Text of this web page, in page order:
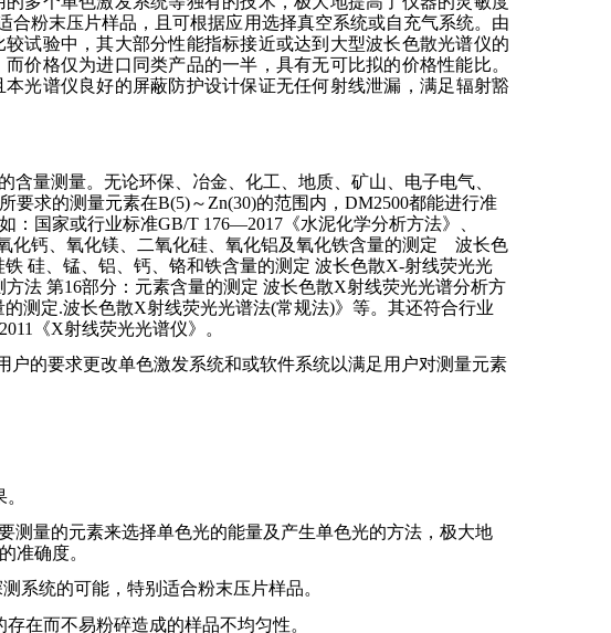
合粉末压片样品，且可根据应用选择真空系统或自充气系统。由
试验中，其大部分性能指标接近或达到大型波长色散光谱仪的
价格仅为进口同类产品的一半，具有无可比拟的价格性能比。
光谱仪良好的屏蔽防护设计保证无任何射线泄漏，满足辐射豁
含量测量。无论环保、冶金、化工、地质、矿山、电子电气、
要求的测量元素在B(5)～ Zn(30)的范围内， DM2500都能进行准
：国家或行业标准GB/T 176—2017 《水泥化学分析方法》、
化钙、氧化镁、二氧化硅、氧化铝及氧化铁含量的测定 波长色
铁 硅、锰、铝、钙、铬和铁含量的测定 波长色散X-射线荧光光
方法 第16部分：元素含量的测定 波长色散X射线荧光光谱分析方
的测定.波长色散X射线荧光光谱法(常规法)》等。其还符合行业
《X射线荧光光谱仪》。
的要求更改单色激发系统和或软件系统以满足用户对测量元素
测量的元素来选择单色光的能量及产生单色光的方法，极大地
准确度。
系统的可能，特别适合粉末压片样品。
在而不易粉碎造成的样品不均匀性。